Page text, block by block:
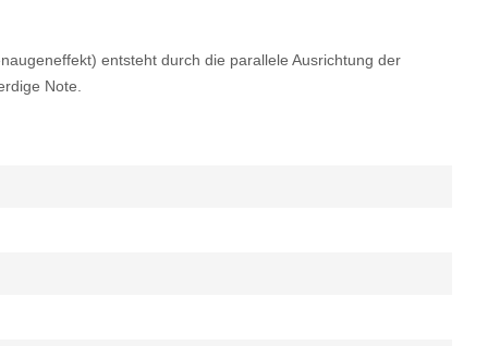
entsteht durch die parallele Ausrichtung der
Note.